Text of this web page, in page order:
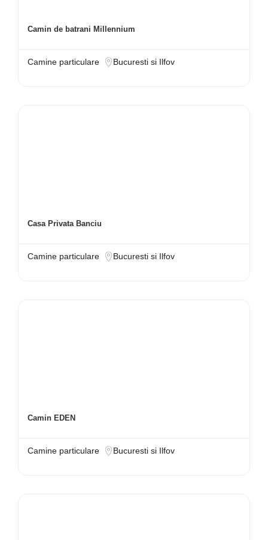
Camin de batrani Millennium
Camine particulare Bucuresti si Ilfov
Casa Privata Banciu
Camine particulare Bucuresti si Ilfov
Camin EDEN
Camine particulare Bucuresti si Ilfov